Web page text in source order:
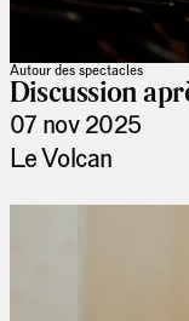
Autour des spectacles
Discussion
07 nov 2025
Le Volcan